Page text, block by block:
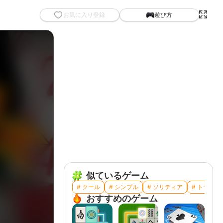
お気に入り登録 遊び方
似ているゲーム
# クール # シンプル # ソリティア # トランプ
おすすめのゲーム